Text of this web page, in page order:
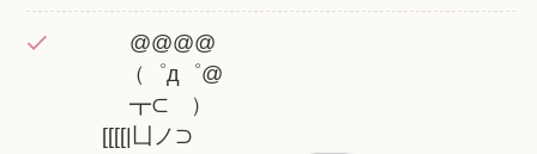
@@@@
（゜д゜@
┳⊂ ）
[[[[|凵ノ⊃